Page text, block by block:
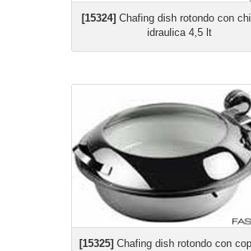
[15324] Chafing dish rotondo con
idraulica 4,5 lt
[15325] Chafing dish rotondo con